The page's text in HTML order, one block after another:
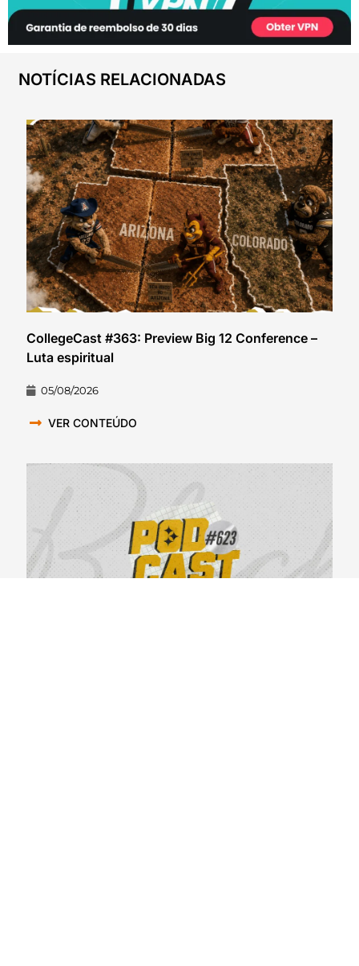
NOTÍCIAS RELACIONADAS
CollegeCast #363: Preview Big 12 Conference –
Luta espiritual
05/08/2026
VER CONTEÚDO